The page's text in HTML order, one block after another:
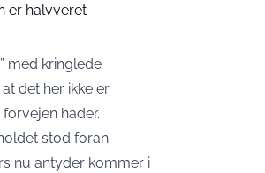
er halvveret
med kringlede
det her ikke er
hader.
stod foran
nu antyder kommer i